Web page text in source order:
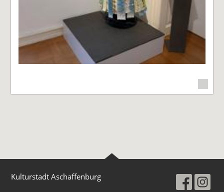
Kulturstadt Aschaffenburg